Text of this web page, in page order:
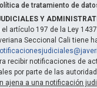
de tratamiento de
Y
artículo 197 de la Ley
Seccional Cali tiene
recibir notificaciones de
por parte de las
ajena a una notificación